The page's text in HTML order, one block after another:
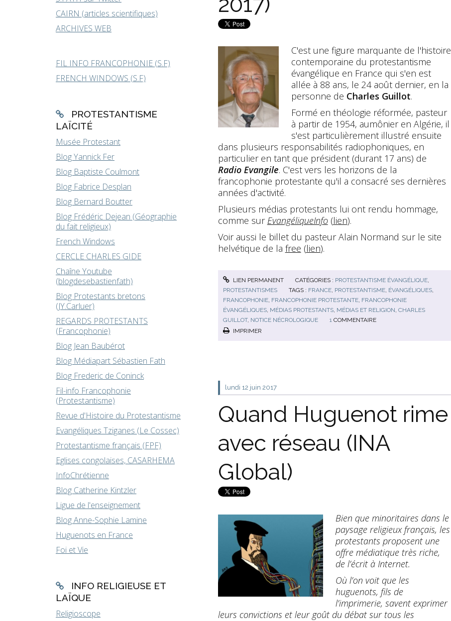
CAIRN (articles scientifiques)
ARCHIVES WEB
FIL INFO FRANCOPHONIE (S.F)
FRENCH WINDOWS (S.F)
PROTESTANTISME
LAÏCITÉ
Musée Protestant
Blog Yannick Fer
Blog Baptiste Coulmont
Blog Fabrice Desplan
Blog Bernard Boutter
Blog Frédéric Dejean (Géographie
du fait religieux)
French Windows
CERCLE CHARLES GIDE
Chaîne Youtube
(blogdesebastienfath)
Blog Protestants bretons
(JY.Carluer)
REGARDS PROTESTANTS
(Francophonie)
Blog Jean Baubérot
Blog Médiapart Sébastien Fath
Blog Frederic de Coninck
Fil-info Francophonie
(Protestantisme)
Revue d'Histoire du Protestantisme
Evangéliques Tziganes (Le Cossec)
Protestantisme français (FPF)
Eglises congolaises, CASARHEMA
InfoChrétienne
Blog Catherine Kintzler
Ligue de l'enseignement
Blog Anne-Sophie Lamine
Huguenots en France
Foi et Vie
INFO RELIGIEUSE ET
LAÏQUE
Religioscope
C'est une figure marquante de l'histoire
contemporaine du protestantisme
évangélique en France qui s'en est
allée à 88 ans, le 24 août dernier, en la
personne de Charles Guillot.
Formé en théologie réformée, pasteur
à partir de 1954, aumônier en Algérie, il
s'est particulièrement illustré ensuite
dans plusieurs responsabilités radiophoniques, en
particulier en tant que président (durant 17 ans) de
Radio Evangile. C'est vers les horizons de la
francophonie protestante qu'il a consacré ses dernières
années d'activité.
Plusieurs médias protestants lui ont rendu hommage,
comme sur EvangéliqueInfo(lien).
Voir aussi le billet du pasteur Alain Normand sur le site
helvétique de la free (lien).
LIEN PERMANENT CATÉGORIES : PROTESTANTISME ÉVANGÉLIQUE,
PROTESTANTISMES
TAGS : FRANCE, PROTESTANTISME, ÉVANGÉLIQUES,
FRANCOPHONIE, FRANCOPHONIE PROTESTANTE, FRANCOPHONIE
ÉVANGÉLIQUES, MÉDIAS PROTESTANTS, MÉDIAS ET RELIGION, CHARLES
GUILLOT, NOTICE NÉCROLOGIQUE 1 COMMENTAIRE
IMPRIMER
lundi 12 juin 2017
Quand Huguenot rime
avec réseau (INA
Global)
Bien que minoritaires dans le
paysage religieux français, les
protestants proposent une
offre médiatique très riche,
de l’écrit à Internet.
Où l’on voit que les
huguenots, fils de
l’imprimerie, savent exprimer
leurs convictions et leur goût du débat sur tous les